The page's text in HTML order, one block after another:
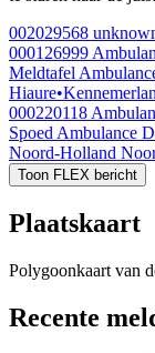
002029568
000126999
Meldtafel
Hiaure•
000220118
Spoed Ambulance
Noord-Holland
Toon FLEX bericht
Plaatskaart
Polygoonkaart van
Recente